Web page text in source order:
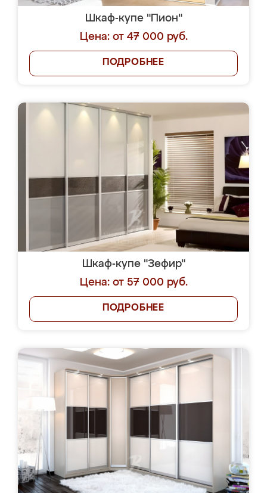
Шкаф-купе "Пион"
Цена: от 47 000 руб.
ПОДРОБНЕЕ
Шкаф-купе "Зефир"
Цена: от 57 000 руб.
ПОДРОБНЕЕ